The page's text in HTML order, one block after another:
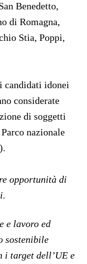
Benedetto,
di Romagna,
Stia, Poppi,
candidati idonei
considerate
di soggetti
nazionale
opportunità di
e lavoro ed
sostenibile
i target dell’UE e